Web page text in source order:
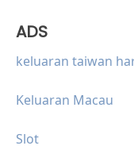
ADS
keluaran taiwan
Keluaran Macau
Slot